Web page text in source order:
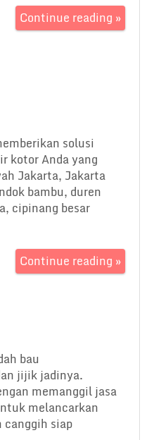
Continue reading »
solusi
kotor Anda yang
Jakarta, Jakarta
bambu, duren
cipinang besar
Continue reading »
bau
jijik jadinya.
memanggil jasa
melancarkan
siap